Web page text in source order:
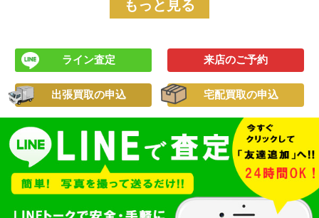
もっと見る
ライン査定 来店のご予約
出張買取の申込 宅配買取の申込